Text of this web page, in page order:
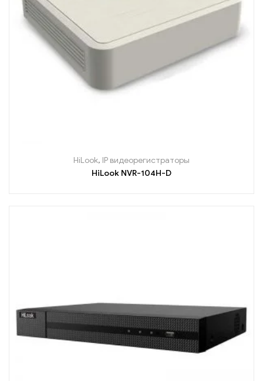
HiLook, IP видеорегистраторы
HiLook NVR-104H-D